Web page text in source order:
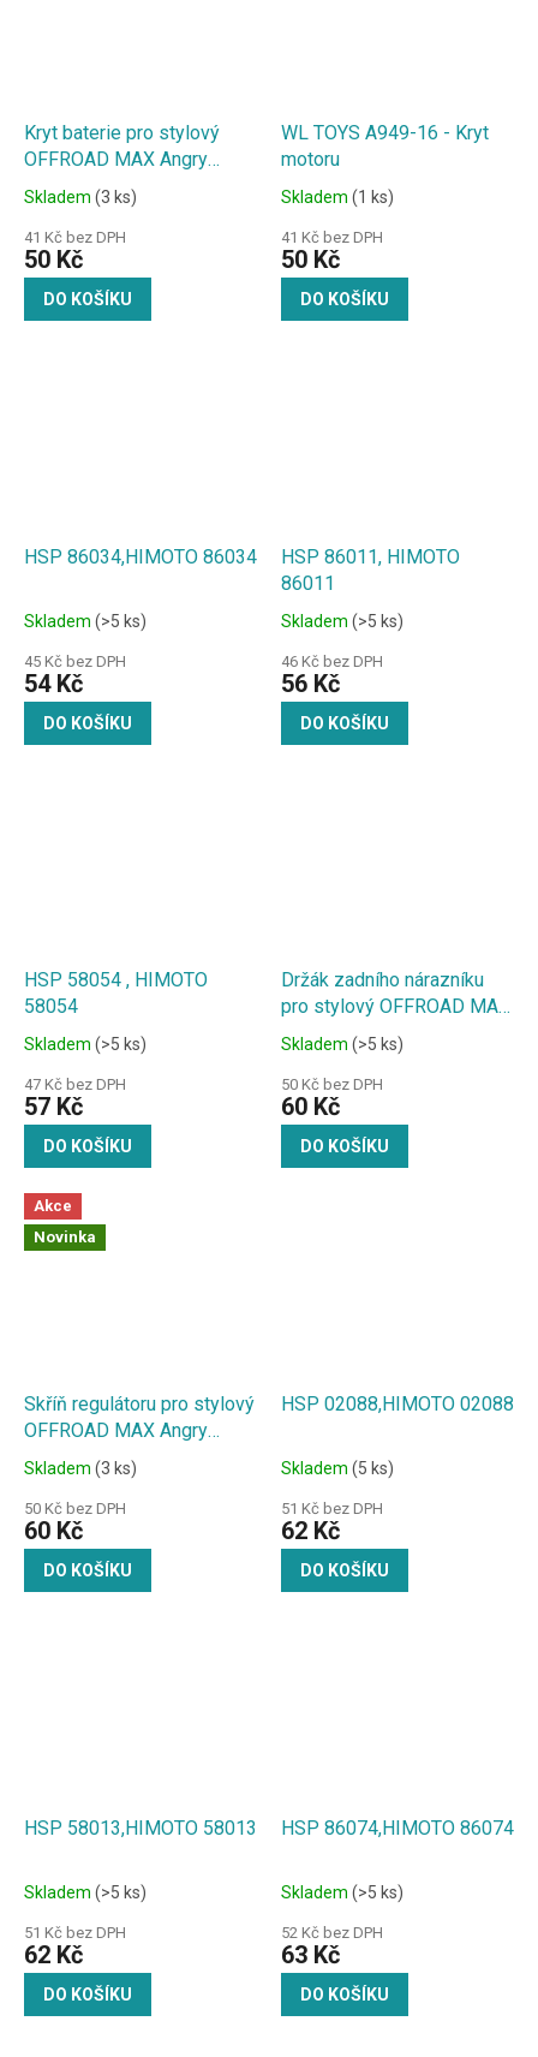
Kryt baterie pro stylový
OFFROAD MAX Angry
Beast 1:18
Skladem (3 ks)
41 Kč bez DPH
50 Kč
DO KOŠÍKU
WL TOYS A949-16 - Kryt
motoru
Skladem (1 ks)
41 Kč bez DPH
50 Kč
DO KOŠÍKU
HSP 86034,HIMOTO 86034
Skladem (>5 ks)
45 Kč bez DPH
54 Kč
DO KOŠÍKU
HSP 86011, HIMOTO
86011
Skladem (>5 ks)
46 Kč bez DPH
56 Kč
DO KOŠÍKU
HSP 58054 , HIMOTO
58054
Skladem (>5 ks)
47 Kč bez DPH
57 Kč
DO KOŠÍKU
Držák zadního nárazníku
pro stylový OFFROAD MAX
Angry Beast 1:18
Skladem (>5 ks)
50 Kč bez DPH
60 Kč
DO KOŠÍKU
Akce
Novinka
Skříň regulátoru pro stylový
OFFROAD MAX Angry
Beast 1:18
Skladem (3 ks)
50 Kč bez DPH
60 Kč
DO KOŠÍKU
HSP 02088,HIMOTO 02088
Skladem (5 ks)
51 Kč bez DPH
62 Kč
DO KOŠÍKU
HSP 58013,HIMOTO 58013
Skladem (>5 ks)
51 Kč bez DPH
62 Kč
DO KOŠÍKU
HSP 86074,HIMOTO 86074
Skladem (>5 ks)
52 Kč bez DPH
63 Kč
DO KOŠÍKU